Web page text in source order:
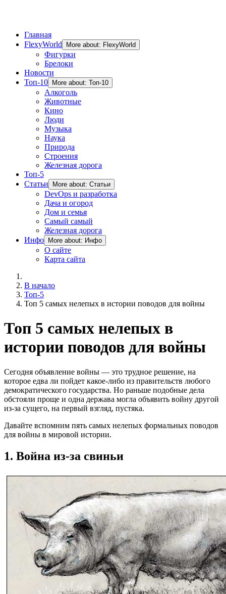
Главная
FlexyWorld
More about: FlexyWorld
Фигурки
Брелоки
Новости
Топ-10
More about: Топ-10
Алкоголь
Животные
Кино
Люди
Музыка
Наука
Природа
Строения
Железная дорога
Топ-5
Статьи
More about: Статьи
DevOps и разработка
Дача и огород
Дом и семья
Самый самый
Железная дорога
Инфо
More about: Инфо
О сайте
Карта сайта
В начало
Топ-5
Топ 5 самых нелепых в истории поводов для войны
Топ 5 самых нелепых в
истории поводов для войны
Сегодня объявление войны — это трудное решение, на
которое едва ли пойдет какое-либо из правительств любого
демократического государства. Но раньше подобные дела
обстояли проще и одна держава могла объявить войну другой
из-за сущего, на первый взгляд, пустяка.
Давайте вспомним пять самых нелепых формальных поводов
для войны в мировой истории.
1. Война из-за свиньи